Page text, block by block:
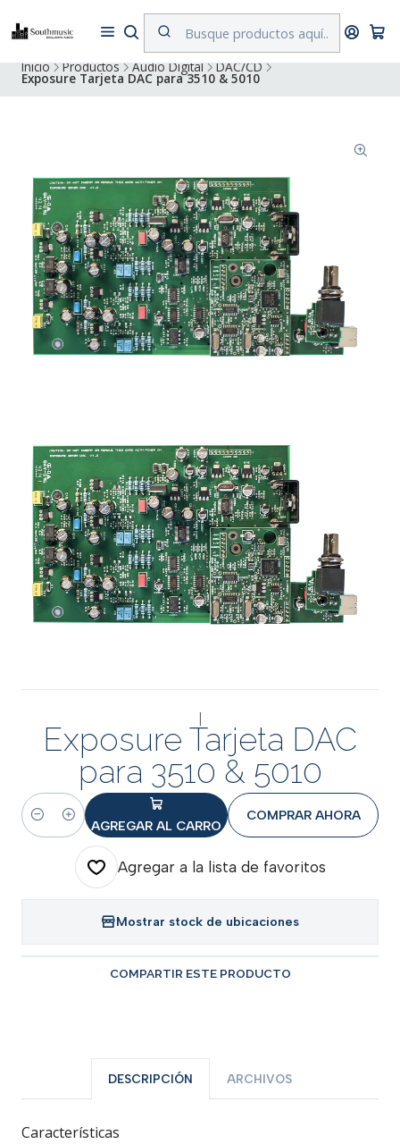
Despacho a todo Chile. Envíos gratuitos a Región Metropolitana por
compras superiores a $500.000
Inicio Productos Audio Digital DAC/CD
Exposure Tarjeta DAC para 3510 & 5010
|
Exposure Tarjeta DAC
para 3510 & 5010
Cantidad AGREGAR AL CARRO
COMPRAR AHORA
Agregar a la lista de favoritos
Mostrar stock de ubicaciones
COMPARTIR ESTE PRODUCTO
DESCRIPCIÓN ARCHIVOS
Características